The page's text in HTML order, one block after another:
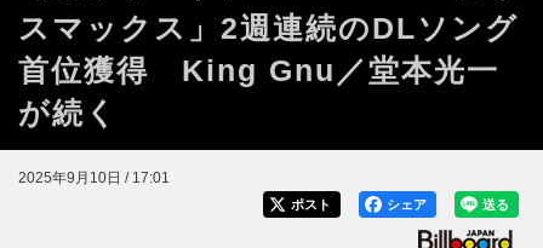
スマックス」2週連続のDLソング
首位獲得 King Gnu／堂本光一
が続く
2025年9月10日 / 17:01
送る
シェア
ポスト